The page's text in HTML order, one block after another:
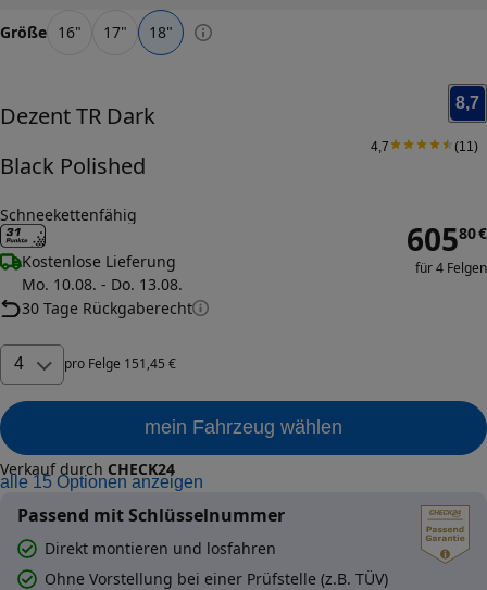
Größe 16" 17" 18"
DezentTR Dark
Black Polished
8,7
4,7 (11 )
Schneekettenfähig
Kostenlose Lieferung
Mo. 10.08. - Do. 13.08.
30 Tage Rückgaberecht
60580€
für 4 Felgen
4 pro Felge 151,45 €
mein Fahrzeug wählen
Verkauf durch CHECK24
alle 15 Optionen anzeigen
Passend mit Schlüsselnummer
Direkt montieren und losfahren
Ohne Vorstellung bei einer Prüfstelle (z.B. TÜV)